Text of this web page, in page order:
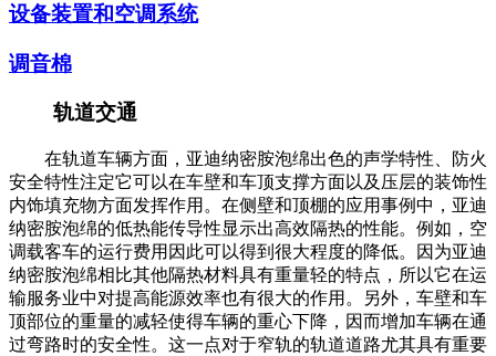
设备装置和空调系统
调音棉
轨道交通
在轨道车辆方面，亚迪纳密胺泡绵出色的声学特性、防火
安全特性注定它可以在车壁和车顶支撑方面以及压层的装饰性
内饰填充物方面发挥作用。在侧壁和顶棚的应用事例中，亚迪
纳密胺泡绵的低热能传导性显示出高效隔热的性能。例如，空
调载客车的运行费用因此可以得到很大程度的降低。因为亚迪
纳密胺泡绵相比其他隔热材料具有重量轻的特点，所以它在运
输服务业中对提高能源效率也有很大的作用。另外，车壁和车
顶部位的重量的减轻使得车辆的重心下降，因而增加车辆在通
过弯路时的安全性。这一点对于窄轨的轨道道路尤其具有重要